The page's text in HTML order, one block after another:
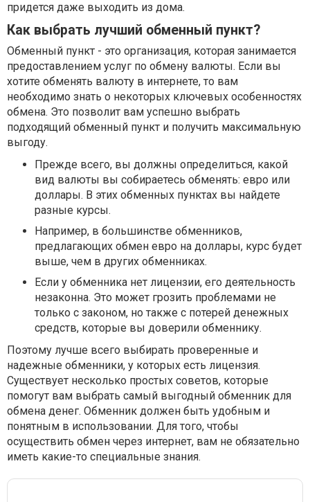
придется даже выходить из дома.
Как выбрать лучший обменный пункт?
Обменный пункт - это организация, которая занимается
предоставлением услуг по обмену валюты. Если вы
хотите обменять валюту в интернете, то вам
необходимо знать о некоторых ключевых особенностях
обмена. Это позволит вам успешно выбрать
подходящий обменный пункт и получить максимальную
выгоду.
Прежде всего, вы должны определиться, какой
вид валюты вы собираетесь обменять: евро или
доллары. В этих обменных пунктах вы найдете
разные курсы.
Например, в большинстве обменников,
предлагающих обмен евро на доллары, курс будет
выше, чем в других обменниках.
Если у обменника нет лицензии, его деятельность
незаконна. Это может грозить проблемами не
только с законом, но также с потерей денежных
средств, которые вы доверили обменнику.
Поэтому лучше всего выбирать проверенные и
надежные обменники, у которых есть лицензия.
Существует несколько простых советов, которые
помогут вам выбрать самый выгодный обменник для
обмена денег. Обменник должен быть удобным и
понятным в использовании. Для того, чтобы
осуществить обмен через интернет, вам не обязательно
иметь какие-то специальные знания.